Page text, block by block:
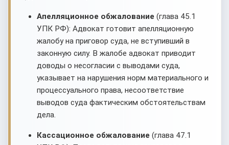
Апелляционное обжалование (глава 45.1
УПК РФ): Адвокат готовит апелляционную
жалобу на приговор суда, не вступивший в
законную силу. В жалобе адвокат приводит
доводы о несогласии с выводами суда,
указывает на нарушения норм материального и
процессуального права, несоответствие
выводов суда фактическим обстоятельствам
дела.
Кассационное обжалование (глава 47.1